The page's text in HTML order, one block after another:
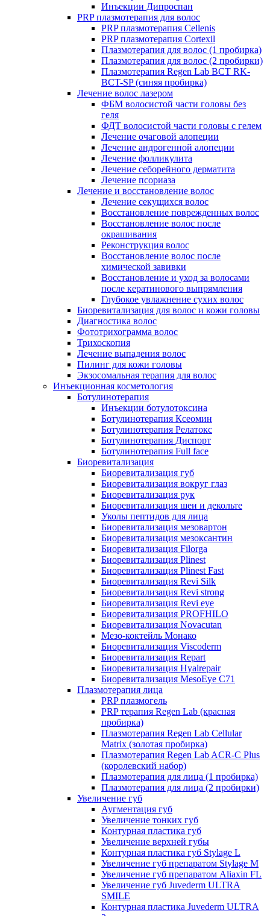
Инъекции Дипроспан
PRP плазмотерапия для волос
PRP плазмотерапия Cellenis
PRP плазмотерапия Cortexil
Плазмотерапия для волос (1 пробирка)
Плазмотерапия для волос (2 пробирки)
Плазмотерапия Regen Lab BCT RK-
BCT-SP (синяя пробирка)
Лечение волос лазером
ФБМ волосистой части головы без
геля
ФДТ волосистой части головы с гелем
Лечение очаговой алопеции
Лечение андрогенной алопеции
Лечение фолликулита
Лечение себорейного дерматита
Лечение псориаза
Лечение и восстановление волос
Лечение секущихся волос
Восстановление поврежденных волос
Восстановление волос после
окрашивания
Реконструкция волос
Восстановление волос после
химической завивки
Восстановление и уход за волосами
после кератинового выпрямления
Глубокое увлажнение сухих волос
Биоревитализация для волос и кожи головы
Диагностика волос
Фототрихограмма волос
Трихоскопия
Лечение выпадения волос
Пилинг для кожи головы
Экзосомальная терапия для волос
Инъекционная косметология
Ботулинотерапия
Инъекции ботулотоксина
Ботулинотерапия Ксеомин
Ботулинотерапия Релатокс
Ботулинотерапия Диспорт
Ботулинотерапия Full face
Биоревитализация
Биоревитализация губ
Биоревитализация вокруг глаз
Биоревитализация рук
Биоревитализация шеи и декольте
Уколы пептидов для лица
Биоревитализация мезовартон
Биоревитализация мезоксантин
Биоревитализация Filorga
Биоревитализация Plinest
Биоревитализация Plinest Fast
Биоревитализация Revi Silk
Биоревитализация Revi strong
Биоревитализация Revi eye
Биоревитализация PROFHILO
Биоревитализация Novacutan
Мезо-коктейль Монако
Биоревитализация Viscoderm
Биоревитализация Repart
Биоревитализация Hyalrepair
Биоревитализация MesoEye C71
Плазмотерапия лица
PRP плазмогель
PRP терапия Regen Lab (красная
пробирка)
Плазмотерапия Regen Lab Cellular
Matrix (золотая пробирка)
Плазмотерапия Regen Lab ACR-C Plus
(королевский набор)
Плазмотерапия для лица (1 пробирка)
Плазмотерапия для лица (2 пробирки)
Увеличение губ
Аугментация губ
Увеличение тонких губ
Контурная пластика губ
Увеличение верхней губы
Контурная пластика губ Stylage L
Увеличение губ препаратом Stylage M
Увеличение губ препаратом Aliaxin FL
Увеличение губ Juvederm ULTRA
SMILE
Контурная пластика Juvederm ULTRA